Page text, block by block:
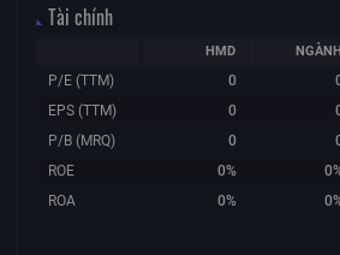
Tài chính
HMD NGÀNH
P/E (TTM) 0
EPS (TTM)
0
P/B (MRQ)
0
ROE
0%
ROA
0%